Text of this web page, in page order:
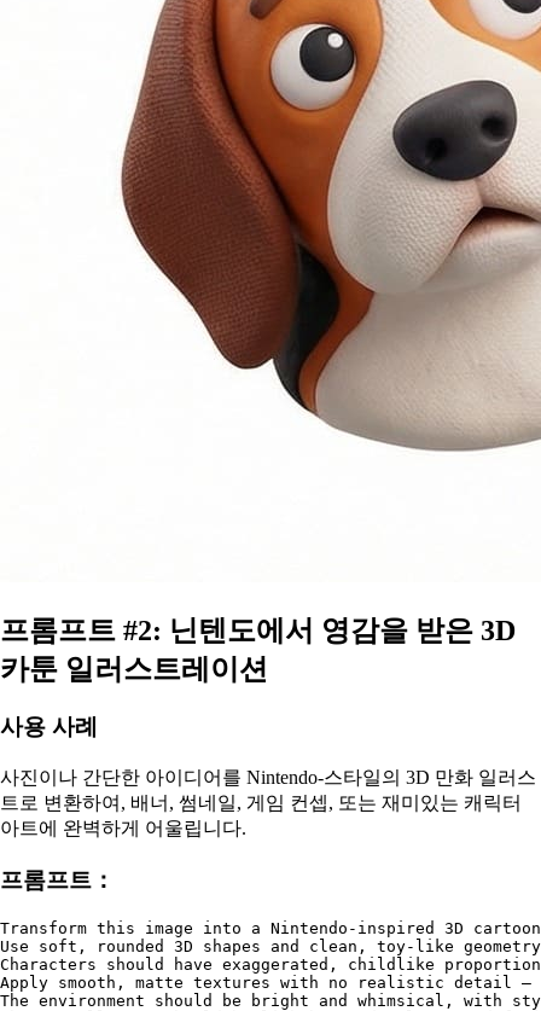
프롬프트 #2: 닌텐도에서 영감을 받은 3D
카툰 일러스트레이션
사용 사례
사진이나 간단한 아이디어를 Nintendo‑스타일의 3D 만화 일러스
트로 변환하여, 배너, 썸네일, 게임 컨셉, 또는 재미있는 캐릭터
아트에 완벽하게 어울립니다.
프롬프트：
Transform this image into a Nintendo-inspired 3D
Use soft, rounded 3D shapes and clean, toy-like
Characters should have exaggerated, childlike
Apply smooth, matte textures with no realistic
The environment should be bright and whimsical,